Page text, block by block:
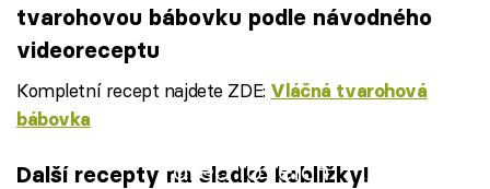
tvarohovou bábovku podle návodného
videoreceptu
Kompletní recept najdete ZDE: Vláčná tvarohová
bábovka
Failed to fetch
Další recepty na sladké koblížky!